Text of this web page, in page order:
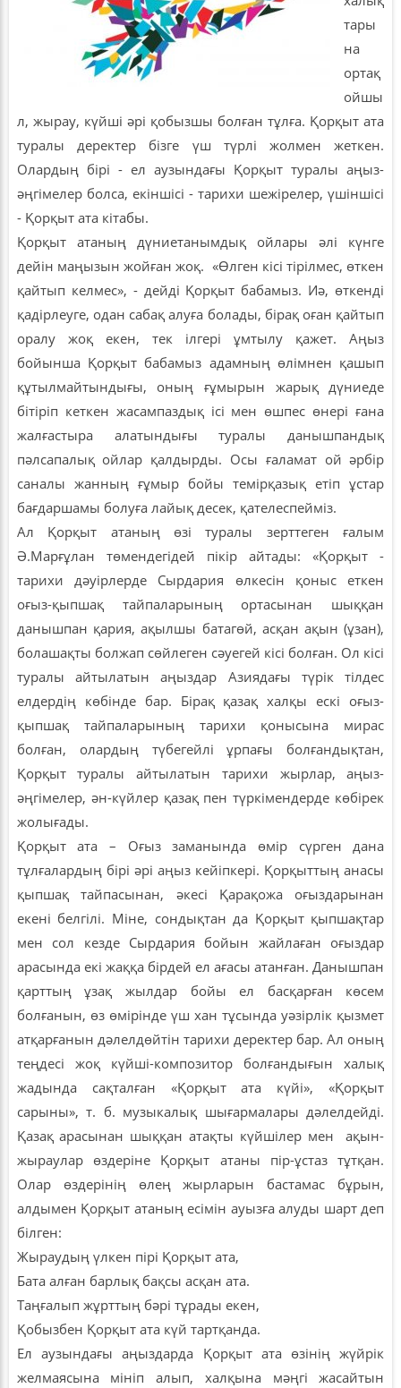
тары
на
ортақ
ойшы
л, жырау, күйші әрі қобызшы болған тұлға. Қорқыт ата
туралы деректер бізге үш түрлі жолмен жеткен.
Олардың бірі - ел аузындағы Қорқыт туралы аңыз-
әңгімелер болса, екіншісі - тарихи шежірелер, үшіншісі
- Қорқыт ата кітабы.
Қорқыт атаның дүниетанымдық ойлары әлі күнге
дейін маңызын жойған жоқ. «Өлген кісі тірілмес, өткен
қайтып келмес», - дейді Қорқыт бабамыз. Иә, өткенді
қадірлеуге, одан сабақ алуға болады, бірақ оған қайтып
оралу жоқ екен, тек ілгері ұмтылу қажет. Аңыз
бойынша Қорқыт бабамыз адамның өлімнен қашып
құтылмайтындығы, оның ғұмырын жарық дүниеде
бітіріп кеткен жасампаздық ісі мен өшпес өнері ғана
жалғастыра алатындығы туралы данышпандық
пәлсапалық ойлар қалдырды. Осы ғаламат ой әрбір
саналы жанның ғұмыр бойы темірқазық етіп ұстар
бағдаршамы болуға лайық десек, қателеспейміз.
Ал Қорқыт атаның өзі туралы зерттеген ғалым
Ә.Марғұлан төмендегідей пікір айтады: «Қорқыт -
тарихи дәуірлерде Сырдария өлкесін қоныс еткен
оғыз-қыпшақ тайпаларының ортасынан шыққан
данышпан қария, ақылшы батагөй, асқан ақын (ұзан),
болашақты болжап сөйлеген сәуегей кісі болған. Ол кісі
туралы айтылатын аңыздар Азиядағы түрік тілдес
елдердің көбінде бар. Бірақ қазақ халқы ескі оғыз-
қыпшақ тайпаларының тарихи қонысына мирас
болған, олардың түбегейлі ұрпағы болғандықтан,
Қорқыт туралы айтылатын тарихи жырлар, аңыз-
әңгімелер, ән-күйлер қазақ пен түркімендерде көбірек
жолығады.
Қорқыт ата – Оғыз заманында өмір сүрген дана
тұлғалардың бірі әрі аңыз кейіпкері. Қорқыттың анасы
қыпшақ тайпасынан, әкесі Қарақожа оғыздарынан
екені белгілі. Міне, сондықтан да Қорқыт қыпшақтар
мен сол кезде Сырдария бойын жайлаған оғыздар
арасында екі жаққа бірдей ел ағасы атанған. Данышпан
қарттың ұзақ жылдар бойы ел басқарған көсем
болғанын, өз өмірінде үш хан тұсында уәзірлік қызмет
атқарғанын дәлелдөйтін тарихи деректер бар. Ал оның
теңдесі жоқ күйші-композитор болғандығын халық
жадында сақталған «Қорқыт ата күйі», «Қорқыт
сарыны», т. б. музыкалық шығармалары дәлелдейді.
Қазақ арасынан шыққан атақты күйшілер мен ақын-
жыраулар өздеріне Қорқыт атаны пір-ұстаз тұтқан.
Олар өздерінің өлең жырларын бастамас бұрын,
алдымен Қорқыт атаның есімін ауызға алуды шарт деп
білген:
Жыраудың үлкен пірі Қорқыт ата,
Бата алған барлық бақсы асқан ата.
Таңғалып жұрттың бәрі тұрады екен,
Қобызбен Қорқыт ата күй тартқанда.
Ел аузындағы аңыздарда Қорқыт ата өзінің жүйрік
желмаясына мініп алып, халқына мәңгі жасайтын